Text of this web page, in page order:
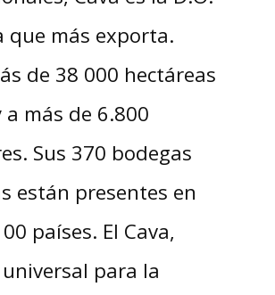
que más exporta.
de 38 000 hectáreas
a más de 6.800
Sus 370 bodegas
están presentes en
países. El Cava,
para la